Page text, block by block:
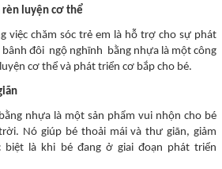
luyện cơ thể
việc chăm sóc trẻ em là hỗ trợ cho sự phát
bânh đôi ngộ nghĩnh bằng nhựa là một công
cơ thể và phát triển cơ bắp cho bé.
nhựa là một sản phẩm vui nhộn cho bé
Nó giúp bé thoải mái và thư giãn, giảm
biệt là khi bé đang ở giai đoạn phát triển